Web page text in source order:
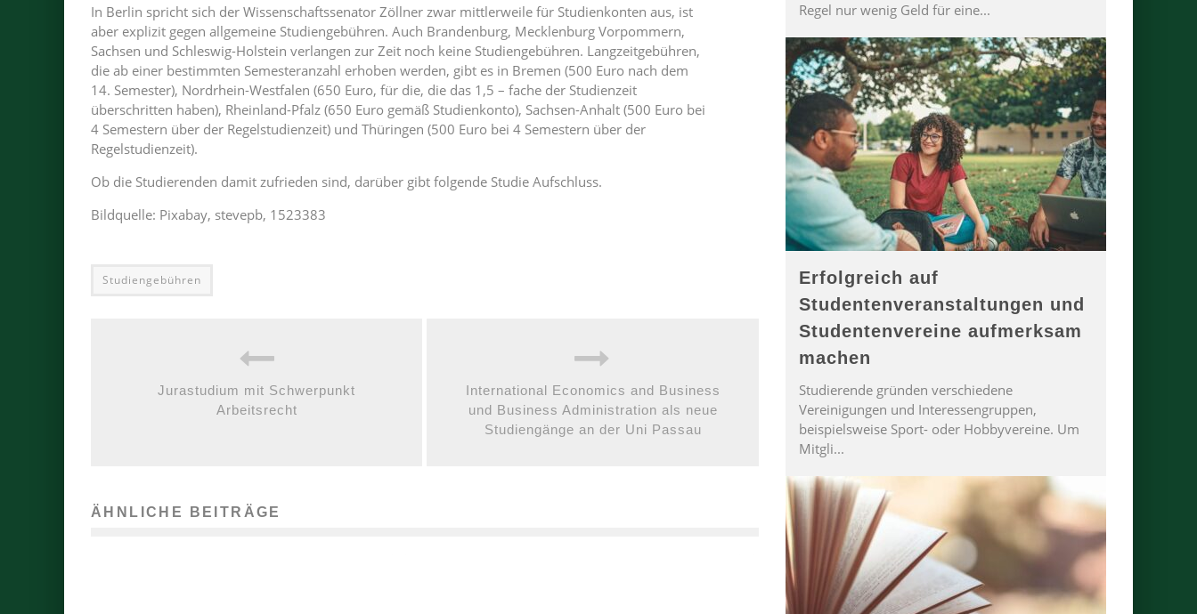
In Berlin spricht sich der Wissenschaftssenator Zöllner zwar mittlerweile für Studienkonten aus, ist
aber explizit gegen allgemeine Studiengebühren. Auch Brandenburg, Mecklenburg Vorpommern,
Sachsen und Schleswig-Holstein verlangen zur Zeit noch keine Studiengebühren. Langzeitgebühren,
die ab einer bestimmten Semesteranzahl erhoben werden, gibt es in Bremen (500 Euro nach dem
14. Semester), Nordrhein-Westfalen (650 Euro, für die, die das 1,5 – fache der Studienzeit
überschritten haben), Rheinland-Pfalz (650 Euro gemäß Studienkonto), Sachsen-Anhalt (500 Euro bei
4 Semestern über der Regelstudienzeit) und Thüringen (500 Euro bei 4 Semestern über der
Regelstudienzeit).
Ob die Studierenden damit zufrieden sind, darüber gibt folgende Studie Aufschluss.
Bildquelle: Pixabay, stevepb, 1523383
Studiengebühren
Jurastudium mit Schwerpunkt
Arbeitsrecht
International Economics and Business
und Business Administration als neue
Studiengänge an der Uni Passau
ÄHNLICHE BEITRÄGE
Regel nur wenig Geld für eine...
Erfolgreich auf
Studentenveranstaltungen und
Studentenvereine aufmerksam
machen
Studierende gründen verschiedene
Vereinigungen und Interessengruppen,
beispielsweise Sport- oder Hobbyvereine. Um
Mitgli...